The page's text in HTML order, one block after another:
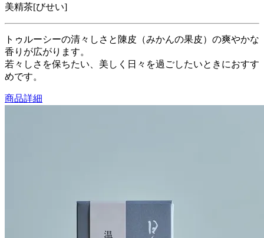
美精茶[びせい]
トゥルーシーの清々しさと陳皮（みかんの果皮）の爽やかな
香りが広がります。
若々しさを保ちたい、美しく日々を過ごしたいときにおすす
めです。
商品詳細